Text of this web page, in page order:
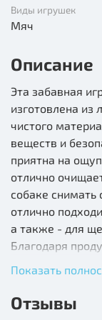
Виды игрушек
Мяч
Описание
Эта забавная
изготовлена из
чистого
веществ и
приятна на
отлично
собаке снимать
отлично
а также - для
Благодаря
заниматься
трепать
пробуждает
Показать
Отзывы